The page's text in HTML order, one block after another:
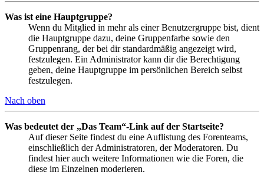
Was ist eine Hauptgruppe?
Wenn du Mitglied in mehr als einer Benutzergruppe bist, dient
die Hauptgruppe dazu, deine Gruppenfarbe sowie den
Gruppenrang, der bei dir standardmäßig angezeigt wird,
festzulegen. Ein Administrator kann dir die Berechtigung
geben, deine Hauptgruppe im persönlichen Bereich selbst
festzulegen.
Nach oben
Was bedeutet der „Das Team“-Link auf der Startseite?
Auf dieser Seite findest du eine Auflistung des Forenteams,
einschließlich der Administratoren, der Moderatoren. Du
findest hier auch weitere Informationen wie die Foren, die
diese im Einzelnen moderieren.